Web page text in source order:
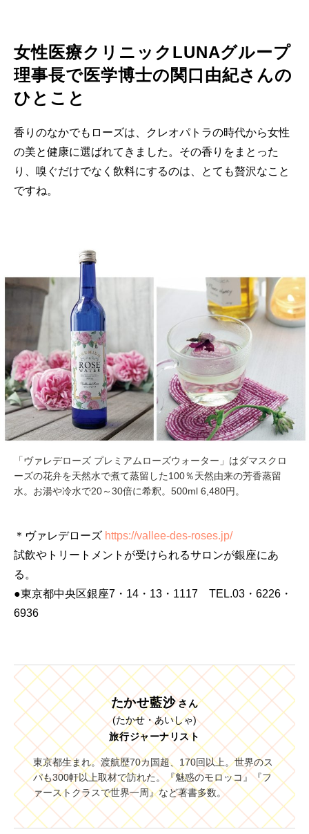
女性医療クリニックLUNAグループ
理事長で医学博士の関口由紀さんの
ひとこと
香りのなかでもローズは、クレオパトラの時代から女性
の美と健康に選ばれてきました。その香りをまとった
り、嗅ぐだけでなく飲料にするのは、とても贅沢なこと
ですね。
「ヴァレデローズ プレミアムローズウォーター」はダマスクロ
ーズの花弁を天然水で煮て蒸留した100％天然由来の芳香蒸留
水。お湯や冷水で20～30倍に希釈。500ml 6,480円。
＊ヴァレデローズ https://vallee-des-roses.jp/
試飲やトリートメントが受けられるサロンが銀座にあ
る。
●東京都中央区銀座7・14・13・1117 TEL.03・6226・
6936
たかせ藍沙 さん
(たかせ・あいしゃ)
旅行ジャーナリスト
東京都生まれ。渡航歴70カ国超、170回以上。世界のス
パも300軒以上取材で訪れた。『魅惑のモロッコ』『フ
ァーストクラスで世界一周』など著書多数。